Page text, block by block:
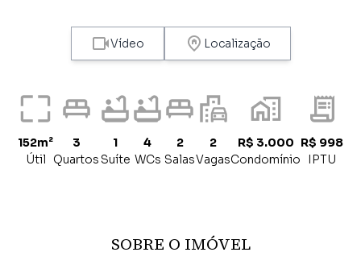
Vídeo Localização
152m²
Útil
3
Quartos
1
Suíte
4
WCs
2
Salas
2
Vagas
R$ 3.000
Condomínio
R$ 998
IPTU
SOBRE O IMÓVEL